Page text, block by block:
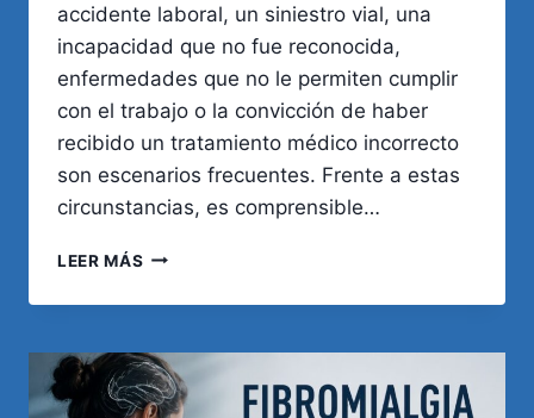
accidente laboral, un siniestro vial, una
incapacidad que no fue reconocida,
enfermedades que no le permiten cumplir
con el trabajo o la convicción de haber
recibido un tratamiento médico incorrecto
son escenarios frecuentes. Frente a estas
circunstancias, es comprensible…
LEER MÁS EVALUACIÓN
LEGAL
VIABILIDAD:
UN
PASO